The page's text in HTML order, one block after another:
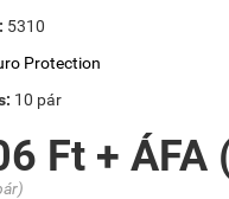
5310
Protection
10 pár
Ft + ÁFA